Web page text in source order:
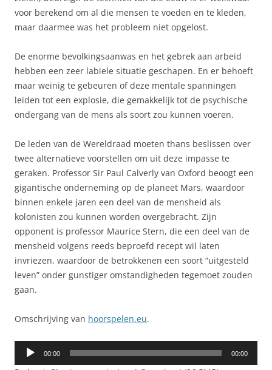
voor berekend om al die mensen te voeden en te kleden,
maar daarmee was het probleem niet opgelost.
De enorme bevolkingsaanwas en het gebrek aan arbeid
hebben een zeer labiele situatie geschapen. En er behoeft
maar weinig te gebeuren of deze mentale spanningen
leiden tot een explosie, die gemakkelijk tot de psychische
ondergang van de mens als soort zou kunnen voeren.
De leden van de Wereldraad moeten thans beslissen over
twee alternatieve voorstellen om uit deze impasse te
geraken. Professor Sir Paul Calverly van Oxford beoogt een
gigantische onderneming op de planeet Mars, waardoor
binnen enkele jaren een deel van de mensheid als
kolonisten zou kunnen worden overgebracht. Zijn
opponent is professor Maurice Stern, die een deel van de
mensheid volgens reeds beproefd recept wil laten
invriezen, waardoor de betrokkenen een soort “uitgesteld
leven” onder gunstiger omstandigheden tegemoet zouden
gaan.
Omschrijving van hoorspelen.eu.
Audiospeler
00:00 00:00